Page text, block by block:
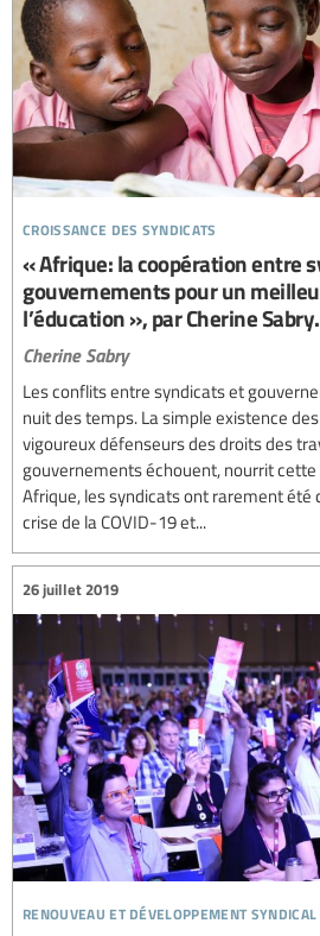
croissance des syndicats
« Afrique: la coopération entre
gouvernements pour un
l’éducation », par Cherine Sabry.
Cherine Sabry
Les conflits entre syndicats et
nuit des temps. La simple existence
vigoureux défenseurs des droits des
gouvernements échouent, nourrit
Afrique, les syndicats ont rarement été
crise de la COVID-19 et...
renouveau et développement syndical
26 juillet 2019